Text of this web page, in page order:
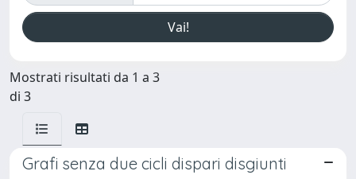
Mostrati risultati da 1 a 3
di 3
Grafi senza due cicli dispari disgiunti